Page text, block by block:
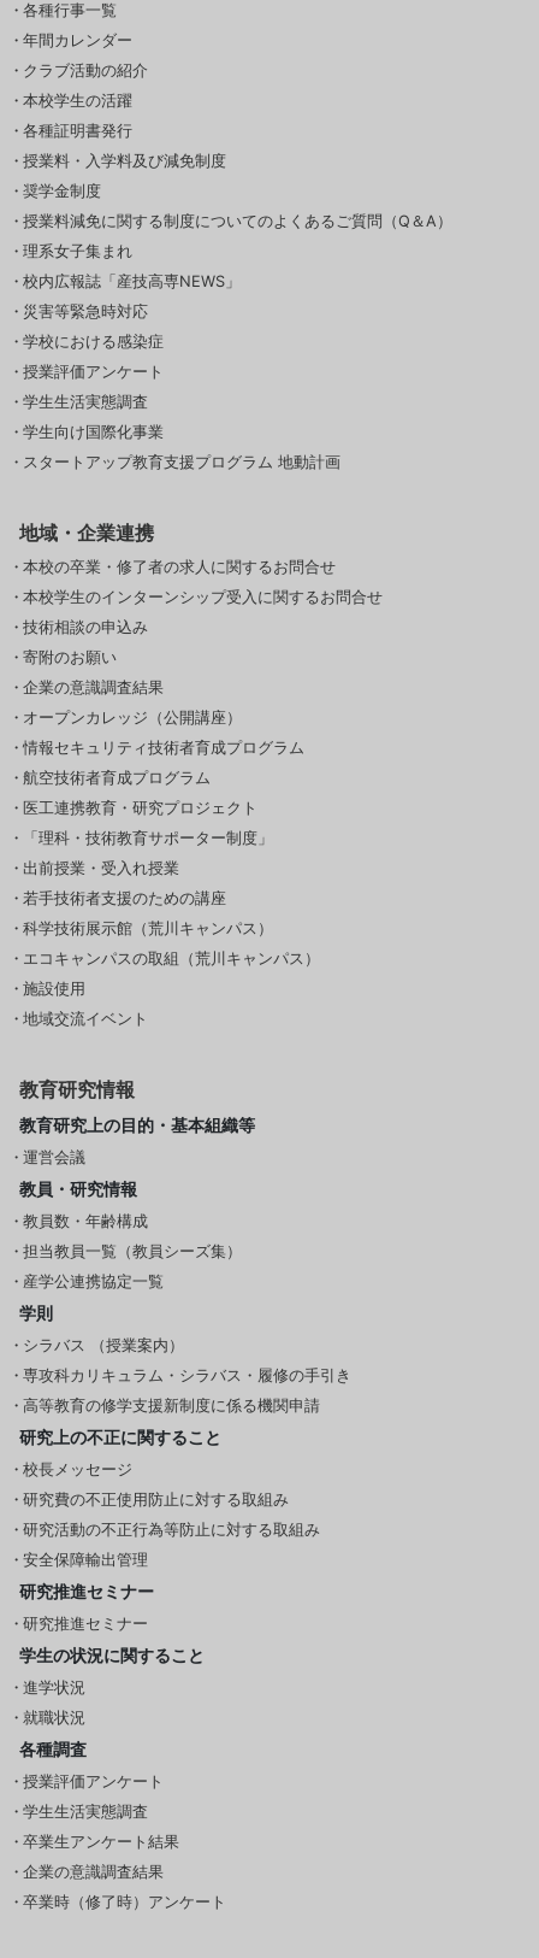
各種行事一覧
年間カレンダー
クラブ活動の紹介
本校学生の活躍
各種証明書発行
授業料・入学料及び減免制度
奨学金制度
授業料減免に関する制度についてのよくあるご質問（Q＆A）
理系女子集まれ
校内広報誌「産技高専NEWS」
災害等緊急時対応
学校における感染症
授業評価アンケート
学生生活実態調査
学生向け国際化事業
スタートアップ教育支援プログラム 地動計画
地域・企業連携
本校の卒業・修了者の求人に関するお問合せ
本校学生のインターンシップ受入に関するお問合せ
技術相談の申込み
寄附のお願い
企業の意識調査結果
オープンカレッジ（公開講座）
情報セキュリティ技術者育成プログラム
航空技術者育成プログラム
医工連携教育・研究プロジェクト
「理科・技術教育サポーター制度」
出前授業・受入れ授業
若手技術者支援のための講座
科学技術展示館（荒川キャンパス）
エコキャンパスの取組（荒川キャンパス）
施設使用
地域交流イベント
教育研究情報
教育研究上の目的・基本組織等
運営会議
教員・研究情報
教員数・年齢構成
担当教員一覧（教員シーズ集）
産学公連携協定一覧
学則
シラバス （授業案内）
専攻科カリキュラム・シラバス・履修の手引き
高等教育の修学支援新制度に係る機関申請
研究上の不正に関すること
校長メッセージ
研究費の不正使用防止に対する取組み
研究活動の不正行為等防止に対する取組み
安全保障輸出管理
研究推進セミナー
研究推進セミナー
学生の状況に関すること
進学状況
就職状況
各種調査
授業評価アンケート
学生生活実態調査
卒業生アンケート結果
企業の意識調査結果
卒業時（修了時）アンケート